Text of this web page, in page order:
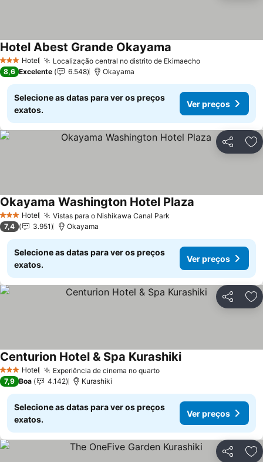
3 EstrelasHotel Localização central no distrito de EkimaechoVer preços
Hotel Abest Grande Okayama
8,6 Excelente 6.548 Okayama
Selecione as datas para ver os preços
exatos.
Ver preços
Partilhar
3 EstrelasHotel Vistas para o Nishikawa Canal Park
Okayama Washington Hotel Plaza
7,4 3.951 Okayama
Selecione as datas para ver os preços
exatos.
Ver preços
Partilhar
3 EstrelasHotel Experiência de cinema no quartoVer preços
Centurion Hotel & Spa KurashikiVer preços
7,9 Boa 4.142 Kurashiki
Selecione as datas para ver os preços
exatos.
Ver preços
Partilhar